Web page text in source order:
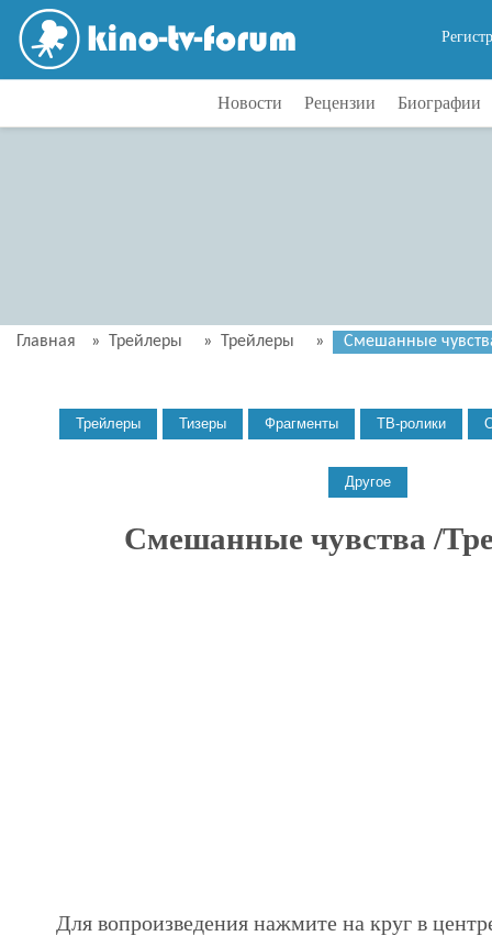
Новости Рецензии Биографии
Главная » Трейлеры » Трейлеры » Смешанные
Смешанные чувства /
Для вопроизведения нажмите на круг в